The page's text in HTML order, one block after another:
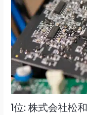
1位: 株式会社松